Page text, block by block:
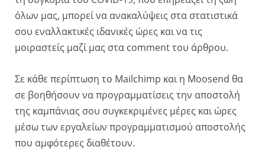
όλων μας, μπορεί να ανακαλύψεις στα στατιστικά
σου εναλλακτικές ιδανικές ώρες και να τις
μοιραστείς μαζί μας στα comment του άρθρου.
Σε κάθε περίπτωση το Mailchimp και η Moosend θα
σε βοηθήσουν να προγραμματίσεις την αποστολή
της καμπάνιας σου συγκεκριμένες μέρες και ώρες
μέσω των εργαλείων προγραμματισμού αποστολής
που αμφότερες διαθέτουν.